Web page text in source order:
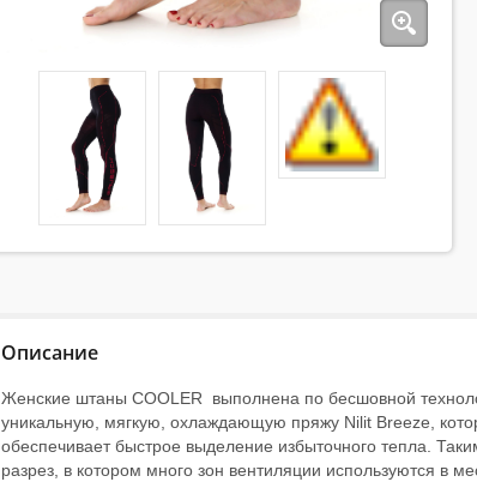
Описание
Женские штаны COOLER выполнена по бесшовной
уникальную, мягкую, охлаждающую пряжу Nilit Breeze,
обеспечивает быстрое выделение избыточного тепла.
разрез, в котором много зон вентиляции используются в